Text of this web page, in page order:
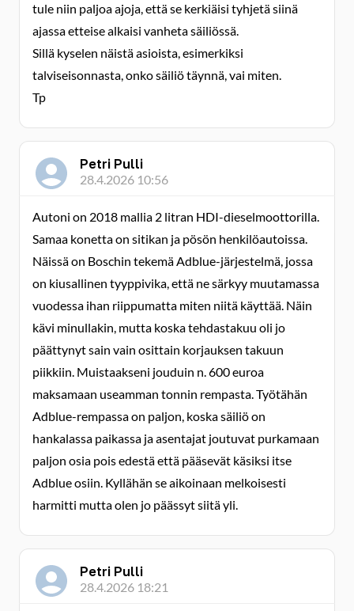
tule niin paljoa ajoja, että se kerkiäisi tyhjetä siinä
ajassa etteise alkaisi vanheta säiliössä.
Sillä kyselen näistä asioista, esimerkiksi
talviseisonnasta, onko säiliö täynnä, vai miten.
Tp
Petri Pulli
28.4.2026 10:56
Autoni on 2018 mallia 2 litran HDI-dieselmoottorilla.
Samaa konetta on sitikan ja pösön henkilöautoissa.
Näissä on Boschin tekemä Adblue-järjestelmä, jossa
on kiusallinen tyyppivika, että ne särkyy muutamassa
vuodessa ihan riippumatta miten niitä käyttää. Näin
kävi minullakin, mutta koska tehdastakuu oli jo
päättynyt sain vain osittain korjauksen takuun
piikkiin. Muistaakseni jouduin n. 600 euroa
maksamaan useamman tonnin rempasta. Työtähän
Adblue-rempassa on paljon, koska säiliö on
hankalassa paikassa ja asentajat joutuvat purkamaan
paljon osia pois edestä että pääsevät käsiksi itse
Adblue osiin. Kyllähän se aikoinaan melkoisesti
harmitti mutta olen jo päässyt siitä yli.
Petri Pulli
28.4.2026 18:21